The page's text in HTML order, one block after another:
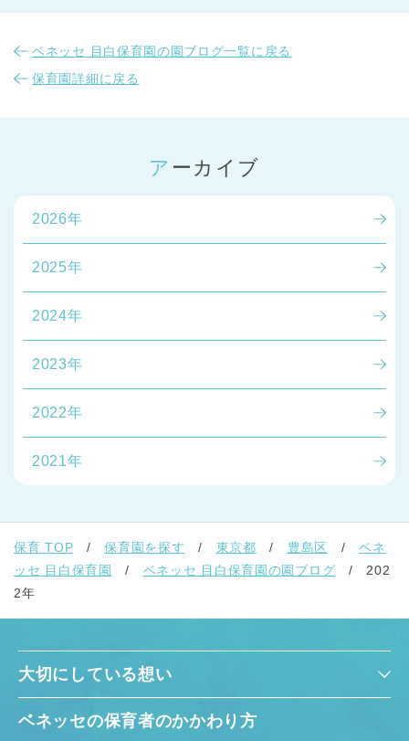
神奈川県 全域
千葉県 全域
埼玉県 埼玉県 全域
ベネッセ 目白保育園の園ブログ一覧に戻る
保育園詳細に戻る
アーカイブ
2026年
2025年
2024年
2023年
2022年
2021年
保育 TOP 保育園を探す 東京都 豊島区
ベネ
ッセ 目白保育園
ベネッセ 目白保育園の園ブログ
202
2年
大切にしている想い
ベネッセの保育者のかかわり方